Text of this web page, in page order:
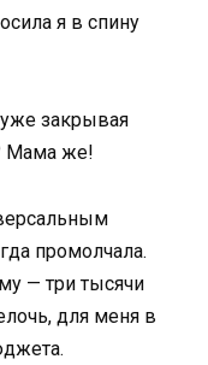
я в спину
закрывая
Мама же!
промолчала.
— три тысячи
для меня в